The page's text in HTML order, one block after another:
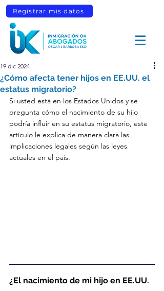
Registrar mis datos
¿Cómo afecta tener hijos en EE.UU. el
estatus migratorio?
19 dic 2024
Si usted está en los Estados Unidos y se
pregunta cómo el nacimiento de su hijo
podría influir en su estatus migratorio, este
artículo le explica de manera clara las
implicaciones legales según las leyes
actuales en el país.
¿El nacimiento de mi hijo en EE.UU.